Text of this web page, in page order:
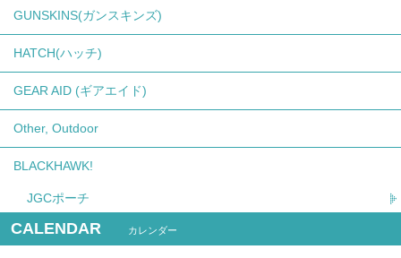
GUNSKINS(ガンスキンズ)
HATCH(ハッチ)
GEAR AID (ギアエイド)
Other, Outdoor
BLACKHAWK!
JGCポーチ
CALENDAR カレンダー